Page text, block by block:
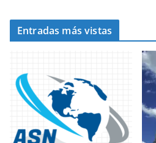
Entradas más vistas